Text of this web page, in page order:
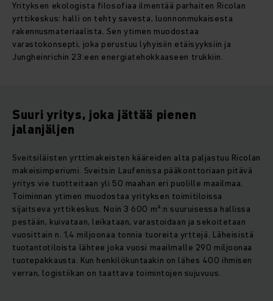
Yrityksen ekologista filosofiaa ilmentää parhaiten Ricolan
yrttikeskus: halli on tehty savesta, luonnonmukaisesta
rakennusmateriaalista. Sen ytimen muodostaa
varastokonsepti, joka perustuu lyhyisiin etäisyyksiin ja
Jungheinrichin 23:een energiatehokkaaseen trukkiin.
Suuri yritys, joka jättää pienen
jalanjäljen
Sveitsiläisten yrttimakeisten kääreiden alta paljastuu Ricolan
makeisimperiumi. Sveitsin Laufenissa pääkonttoriaan pitävä
yritys vie tuotteitaan yli 50 maahan eri puolille maailmaa.
Toiminnan ytimen muodostaa yrityksen toimitiloissa
sijaitseva yrttikeskus. Noin 3 600 m²:n suuruisessa hallissa
pestään, kuivataan, leikataan, varastoidaan ja sekoitetaan
vuosittain n. 1,4 miljoonaa tonnia tuoreita yrttejä. Läheisistä
tuotantotiloista lähtee joka vuosi maailmalle 290 miljoonaa
tuotepakkausta. Kun henkilökuntaakin on lähes 400 ihmisen
verran, logistiikan on taattava toimintojen sujuvuus.